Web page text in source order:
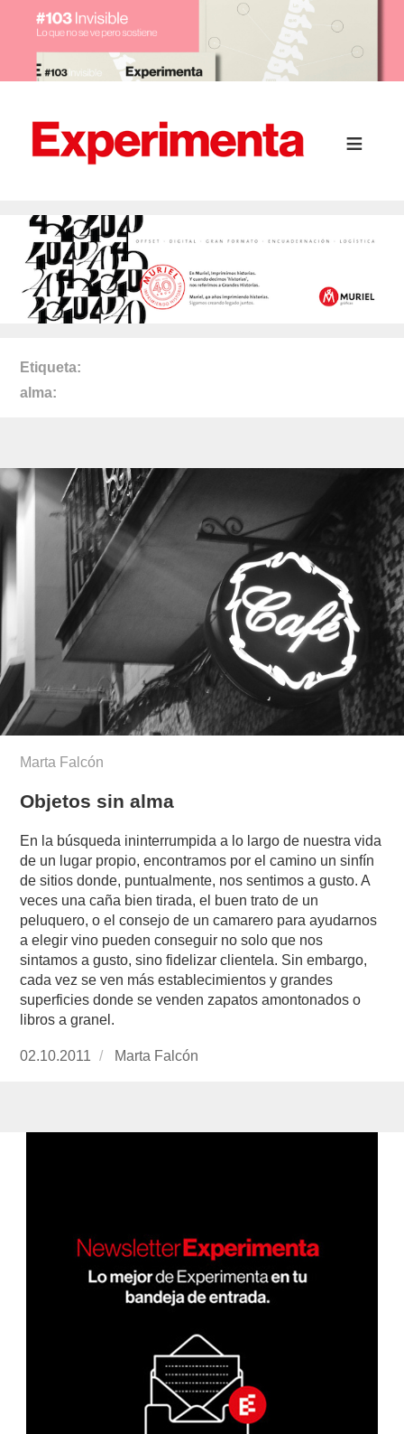
Etiqueta
alma
Marta Falcón
Objetos sin alma
En la búsqueda ininterrumpida a lo largo de nuestra vida
de un lugar propio, encontramos por el camino un sinfín
de sitios donde, puntualmente, nos sentimos a gusto. A
veces una caña bien tirada, el buen trato de un
peluquero, o el consejo de un camarero para ayudarnos
a elegir vino pueden conseguir no solo que nos
sintamos a gusto, sino fidelizar clientela. Sin embargo,
cada vez se ven más establecimientos y grandes
superficies donde se venden zapatos amontonados o
libros a granel.
Publicado
02.10.2011 https://www.experimenta.es/author/
Marta Falcón